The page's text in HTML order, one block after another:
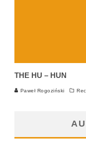
THE HU – HUN
Paweł Rogoziński